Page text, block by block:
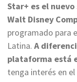
Star+ es el
Walt Disney
programado para
Latina. A
plataforma está
tenga interés en